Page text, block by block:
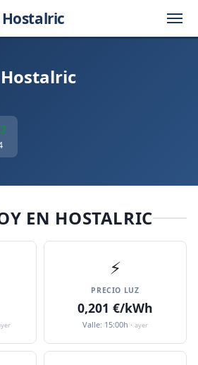
EN HOSTALRIC
⚡
PRECIO LUZ
0,201 €/kWh
Valle: 15:00h · ayer